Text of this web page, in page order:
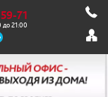
71
до 21:00